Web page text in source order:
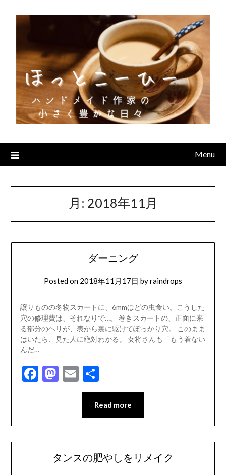
Menu
月: 2018年11月
ダーニング
Posted on 2018年11月17日 byraindrops
譲りものの冬物スカートに、6mmほどの虫食い。こうした
穴の修理費は、それなりで…。 巻きスカートの、正面に来
る部分のヘリが、表から裏に駆けてぽっかり穴。 このまま
はいたら、見た人に絶対わかる。 女将さんも「もう着ない
んだ…
Facebook
Mastodon
Email
共
有
Read more
タンスの肥やしをリメイク